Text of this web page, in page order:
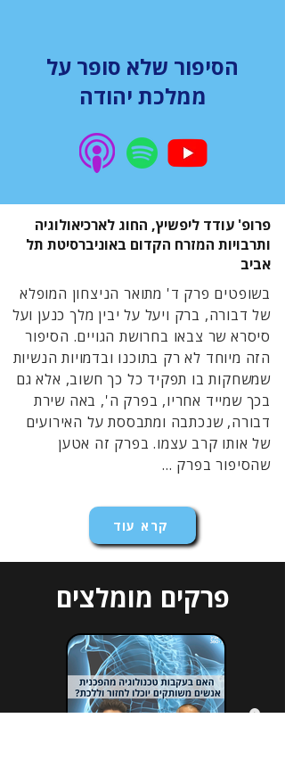
הסיפור שלא סופר על
ממלכת יהודה
פרופ' עודד ליפשיץ, החוג לארכיאולוגיה
ותרבויות המזרח הקדום באוניברסיטת תל
אביב
בשופטים פרק ד' מתואר הניצחון המופלא
של דבורה, ברק ויעל על יבין מלך כנען ועל
סיסרא שר צבאו בחרושת הגויים. הסיפור
הזה מיוחד לא רק בתוכנו ובדמויות הנשיות
שמשחקות בו תפקיד כל כך חשוב, אלא גם
בכך שמייד אחריו, בפרק ה', באה שירת
דבורה, שנכתבה ומתבססת על האירועים
של אותו קרב עצמו. בפרק זה אטען
שהסיפור בפרק ...
קרא עוד
פרקים מומלצים